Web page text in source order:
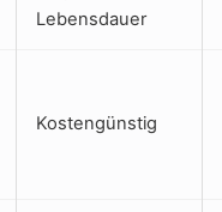
Lebensdauer
Kostengünstig